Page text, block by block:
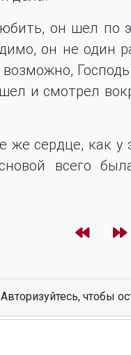
он шел по
он не один
и смотрел
сердце, как
всего
Авторизуйтесь, чтобы